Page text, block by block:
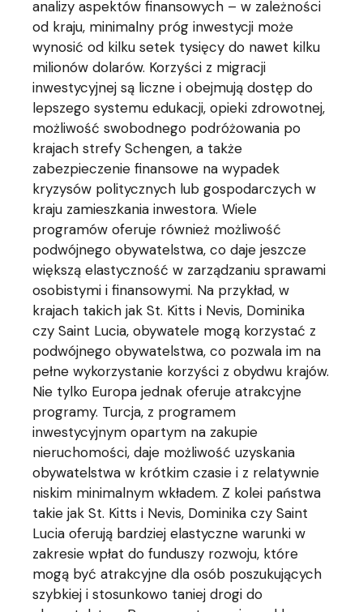
analizy aspektów finansowych – w zależności
od kraju, minimalny próg inwestycji może
wynosić od kilku setek tysięcy do nawet kilku
milionów dolarów. Korzyści z migracji
inwestycyjnej są liczne i obejmują dostęp do
lepszego systemu edukacji, opieki zdrowotnej,
możliwość swobodnego podróżowania po
krajach strefy Schengen, a także
zabezpieczenie finansowe na wypadek
kryzysów politycznych lub gospodarczych w
kraju zamieszkania inwestora. Wiele
programów oferuje również możliwość
podwójnego obywatelstwa, co daje jeszcze
większą elastyczność w zarządzaniu sprawami
osobistymi i finansowymi. Na przykład, w
krajach takich jak St. Kitts i Nevis, Dominika
czy Saint Lucia, obywatele mogą korzystać z
podwójnego obywatelstwa, co pozwala im na
pełne wykorzystanie korzyści z obydwu krajów.
Nie tylko Europa jednak oferuje atrakcyjne
programy. Turcja, z programem
inwestycyjnym opartym na zakupie
nieruchomości, daje możliwość uzyskania
obywatelstwa w krótkim czasie i z relatywnie
niskim minimalnym wkładem. Z kolei państwa
takie jak St. Kitts i Nevis, Dominika czy Saint
Lucia oferują bardziej elastyczne warunki w
zakresie wpłat do funduszy rozwoju, które
mogą być atrakcyjne dla osób poszukujących
szybkiej i stosunkowo taniej drogi do